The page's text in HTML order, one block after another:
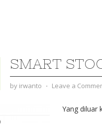
SMART
by irwanto ⋅ Leave a
Yang diluar